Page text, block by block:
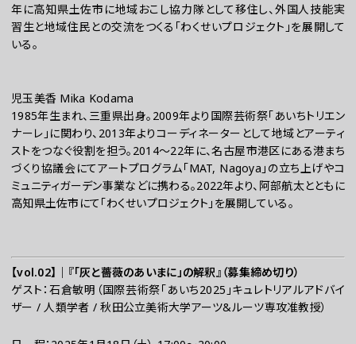
年に高知県土佐市に地域おこし協力隊として移住し、外国人技能実
習生と地域住民との交流をつくる「わくせいプロジェクト」を展開して
いる。
児玉美香 Mika Kodama
1985年生まれ、三重県出身。2009年より国際芸術祭「あいちトリエン
ナーレ」に関わり、2013年よりコーディネーターとして地域とアーティ
ストをつなぐ役割を担う。2014〜22年に、名古屋市港区にある港まち
づくり協議会にてアートプログラム「MAT, Nagoya」の立ち上げやコ
ミュニティガーデン事業などに携わる。2022年より、阿部航太とともに
高知県土佐市にて「わくせいプロジェクト」を展開している。
【vol.02】｜『「灰と薔薇のあいまに」の解釈』（募集締め切り）
ゲスト：石倉敏明（国際芸術祭「あいち2025」キュレトリアルアドバイ
ザー / 人類学者 / 秋田公立美術大学アーツ&ルーツ専攻准教授）